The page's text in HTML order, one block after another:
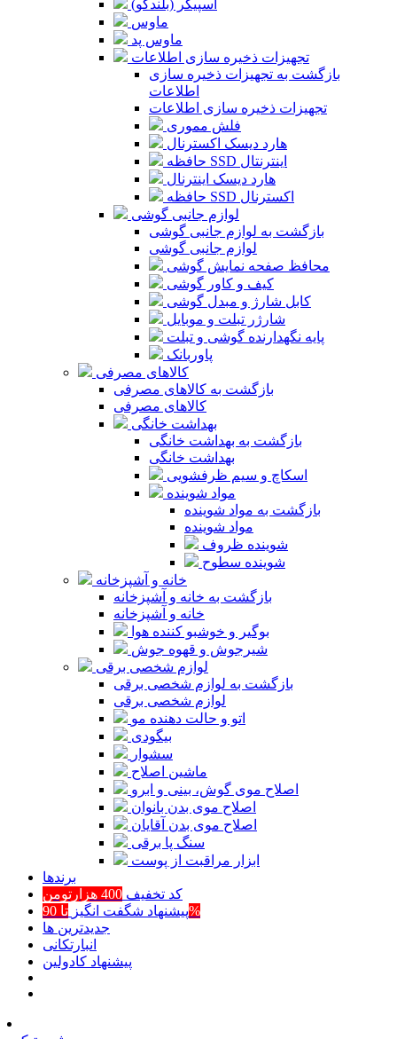
اسپیکر (بلندگو)
ماوس
ماوس پد
تجهیزات ذخیره سازی اطلاعات
بازگشت به تجهیزات ذخیره سازی
اطلاعات
تجهیزات ذخیره سازی اطلاعات
فلش مموری
هارد دیسک اکسترنال
حافظه SSD اینترنتال
هارد دیسک اینترنال
حافظه SSD اکسترنال
لوازم جانبی گوشی
بازگشت به لوازم جانبی گوشی
لوازم جانبی گوشی
محافظ صفحه نمایش گوشی
کیف و کاور گوشی
کابل شارژ و مبدل گوشی
شارژر تبلت و موبایل
پایه نگهدارنده گوشی و تبلت
پاوربانک
کالاهای مصرفی
بازگشت به کالاهای مصرفی
کالاهای مصرفی
بهداشت خانگی
بازگشت به بهداشت خانگی
بهداشت خانگی
اسکاچ و سیم ظرفشویی
مواد شوینده
بازگشت به مواد شوینده
مواد شوینده
شوینده ظروف
شوینده سطوح
خانه و آشپزخانه
بازگشت به خانه و آشپزخانه
خانه و آشپزخانه
بوگیر و خوشبو کننده هوا
شیرجوش و قهوه جوش
لوازم شخصی برقی
بازگشت به لوازم شخصی برقی
لوازم شخصی برقی
اتو و حالت دهنده مو
بیگودی
سشوار
ماشین اصلاح
اصلاح موی گوش، بینی و ابرو
اصلاح موی بدن بانوان
اصلاح موی بدن آقایان
سنگ پا برقی
ابزار مراقبت از پوست
برند‌ها
کد تخفیف 400 هزارتومن
پیشنهاد شگفت انگیزتا 90%
جدیدترین ها
انبارتکانی
پیشنهاد کادولین